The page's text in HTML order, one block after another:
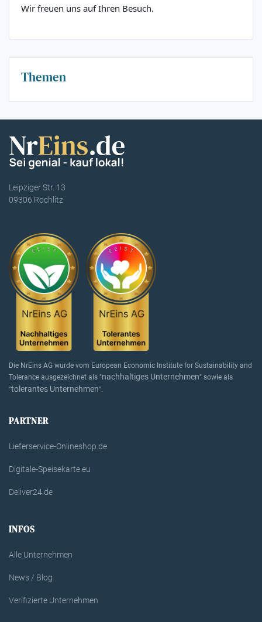
Wir freuen uns auf Ihren Besuch.
Themen
Leipziger Str. 13
09306 Rochlitz
Die NrEins AG wurde vom European Economic Institute for Sustainability and
Tolerance ausgezeichnet als "nachhaltiges Unternehmen" sowie als
"tolerantes Unternehmen".
PARTNER
Lieferservice-Onlineshop.de
Digitale-Speisekarte.eu
Deliver24.de
INFOS
Alle Unternehmen
News / Blog
Verifizierte Unternehmen